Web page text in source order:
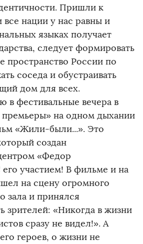
Пришли к
все нации у нас равны и
языках получает
следует формировать
пространство России по
соседа и обустраивать
дом для всех.
в фестивальные вечера в
на одном дыхании
«Жили-были...». Это
создан
«Федор
участием! В фильме и на
на сцену огромного
зала и принялся
зрителей: «Никогда в жизни
сразу не видел!». А
героев, о жизни не